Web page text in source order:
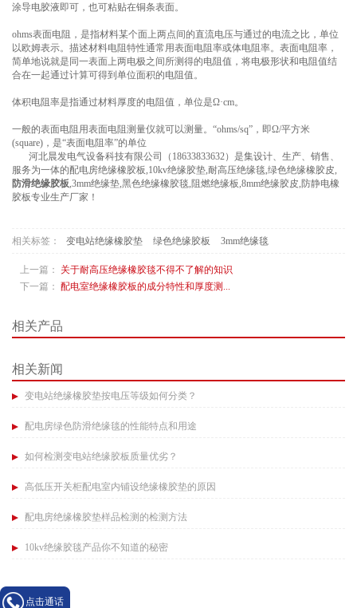
涂导电胶液即可，也可粘贴在铜条表面。
ohms表面电阻，是指材料某个面上两点间的直流电压与通过的电流之比，单位
以欧姆表示。描述材料电阻特性通常用表面电阻率或体电阻率。表面电阻率，
简单地说就是同一表面上两电极之间所测得的电阻值，将电极形状和电阻值结
合在一起通过计算可得到单位面积的电阻值。
体积电阻率是指通过材料厚度的电阻值，单位是Ω·cm。
一般的表面电阻用表面电阻测量仪就可以测量。“ohms/sq”，即Ω/平方米
(square)，是“表面电阻率”的单位
河北晨发电气设备科技有限公司（18633833632）是集设计、生产、销售、
服务为一体的配电房绝缘橡胶板,10kv绝缘胶垫,耐高压绝缘毯,绿色绝缘橡胶皮,
防滑绝缘胶板,3mm绝缘垫,黑色绝缘橡胶毯,阻燃绝缘板,8mm绝缘胶皮,防静电橡
胶板专业生产厂家！
相关标签： 变电站绝缘橡胶垫 绿色绝缘胶板 3mm绝缘毯
上一篇： 关于耐高压绝缘橡胶毯不得不了解的知识​
下一篇： 配电室绝缘橡胶板的成分特性和厚度测...
相关产品
相关新闻
变电站绝缘橡胶垫按电压等级如何分类？​
配电房绿色防滑绝缘毯的性能特点和用途​
如何检测变电站绝缘胶板质量优劣？​
高低压开关柜配电室内铺设绝缘橡胶垫的原因​
配电房绝缘橡胶垫样品检测的检测方法​
10kv绝缘胶毯产品你不知道的秘密​
点击通话